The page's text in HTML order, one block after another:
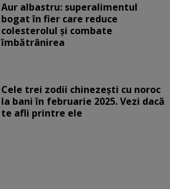
Aur albastru: superalimentul
bogat în fier care reduce
colesterolul și combate
îmbătrânirea
Cele trei zodii chinezești cu noroc
la bani în februarie 2025. Vezi dacă
te afli printre ele